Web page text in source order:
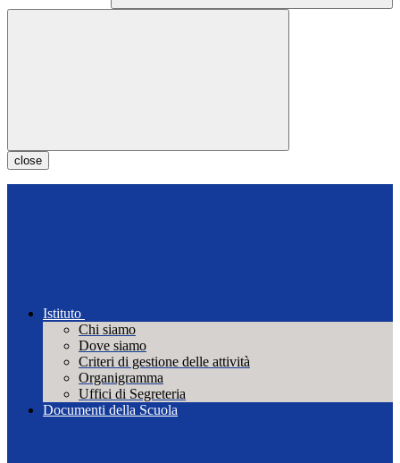
close
Istituto
Chi siamo
Dove siamo
Criteri di gestione delle attività
Organigramma
Uffici di Segreteria
Documenti della Scuola